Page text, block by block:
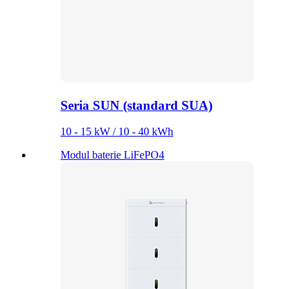
Seria SUN (standard SUA)
10 - 15 kW / 10 - 40 kWh
Modul baterie LiFePO4